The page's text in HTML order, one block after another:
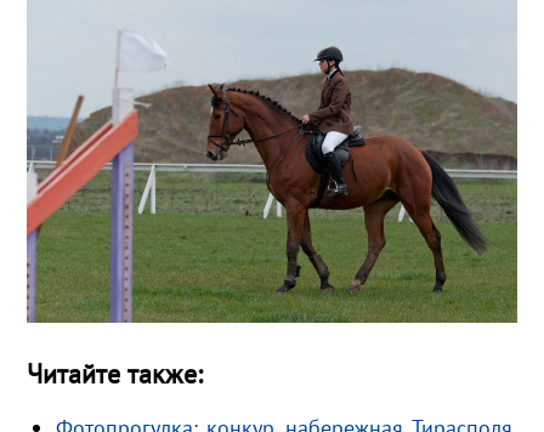
Читайте также: